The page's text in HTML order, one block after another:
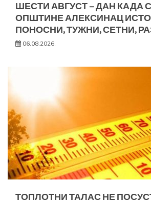
ШЕСТИ АВГУСТ – ДАН КАДА
ОПШТИНЕ АЛЕКСИНАЦ
ПОНОСНИ, ТУЖНИ, СЕТНИ,
06.08.2026.
ТОПЛОТНИ ТАЛАС НЕ